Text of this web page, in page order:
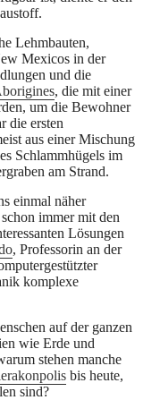
Lehmbauten,
Mexicos in der
und die
, die mit einer
um die Bewohner
die ersten
aus einer Mischung
Schlammhügels im
am Strand.
einmal näher
immer mit den
Lösungen
, Professorin an der
komplexe
auf der ganzen
wie Erde und
stehen manche
bis heute,
sind?